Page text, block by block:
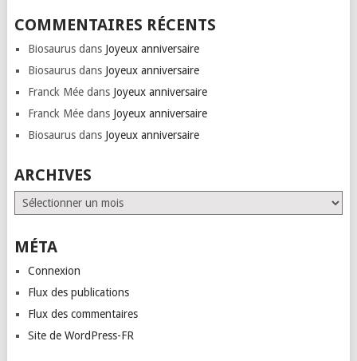
COMMENTAIRES RÉCENTS
Biosaurusdans Joyeux anniversaire
Biosaurusdans Joyeux anniversaire
Franck Méedans Joyeux anniversaire
Franck Méedans Joyeux anniversaire
Biosaurusdans Joyeux anniversaire
ARCHIVES
Archives
MÉTA
Connexion
Flux des publications
Flux des commentaires
Site de WordPress-FR